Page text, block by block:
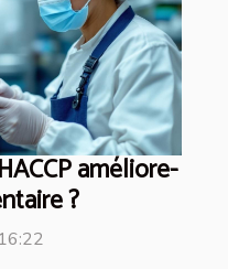
améliore-
?